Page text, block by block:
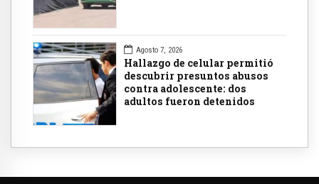
Agosto 7, 2026
Hallazgo de celular permitió
descubrir presuntos abusos
contra adolescente: dos
adultos fueron detenidos